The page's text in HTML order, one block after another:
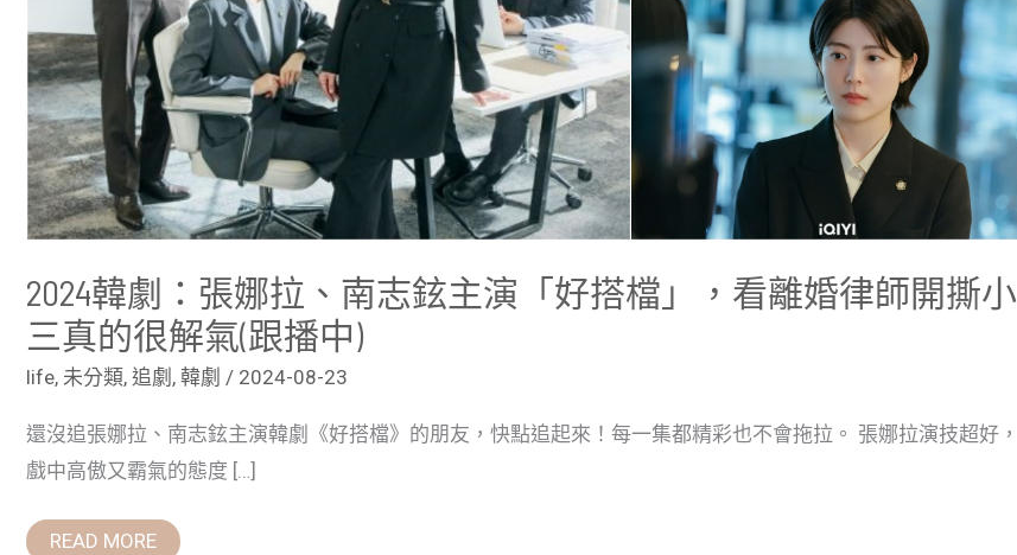
2024韓劇：張娜拉、南志鉉主演「好搭檔」，看離婚律師開撕小
三真的很解氣(跟播中)
life, 未分類, 追劇 , 韓劇 / 2024-08-23
還沒追張娜拉、南志鉉主演韓劇《好搭檔》的朋友，快點追起來！每一集都精彩也不會拖拉。 張娜拉演技超好，
戲中高傲又霸氣的態度 […]
律
師
開
撕
小
三
真
的
很
解
氣
播
中)
READ MORE